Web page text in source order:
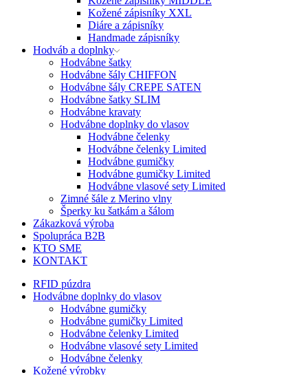
Kožené zápisníky XXL
Diáre a zápisníky
Handmade zápisníky
Hodváb a doplnky
Hodvábne šatky
Hodvábne šály CHIFFON
Hodvábne šály CREPE SATEN
Hodvábne šatky SLIM
Hodvábne kravaty
Hodvábne doplnky do vlasov
Hodvábne čelenky
Hodvábne čelenky Limited
Hodvábne gumičky
Hodvábne gumičky Limited
Hodvábne vlasové sety Limited
Zimné šále z Merino vlny
Šperky ku šatkám a šálom
Zákazková výroba
Spolupráca B2B
KTO SME
KONTAKT
RFID púzdra
Hodvábne doplnky do vlasov
Hodvábne gumičky
Hodvábne gumičky Limited
Hodvábne čelenky Limited
Hodvábne vlasové sety Limited
Hodvábne čelenky
Kožené výrobky